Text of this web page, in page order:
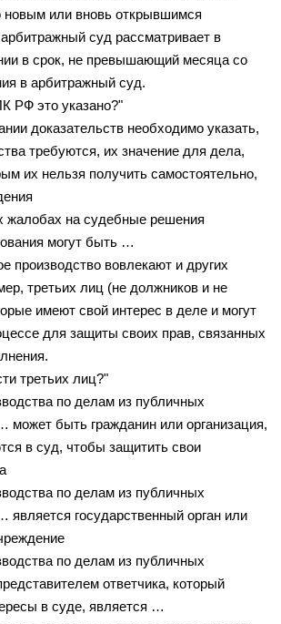
новым или вновь открывшимся
суд рассматривает в
в срок, не превышающий месяца со
в арбитражный суд.
РФ это указано?"
доказательств необходимо указать,
требуются, их значение для дела,
их нельзя получить самостоятельно,
жалобах на судебные решения
могут быть …
производство вовлекают и других
третьих лиц (не должников и не
имеют свой интерес в деле и могут
для защиты своих прав, связанных
третьих лиц?"
по делам из публичных
может быть гражданин или организация,
в суд, чтобы защитить свои
по делам из публичных
является государственный орган или
по делам из публичных
ответчика, который
в суде, является …